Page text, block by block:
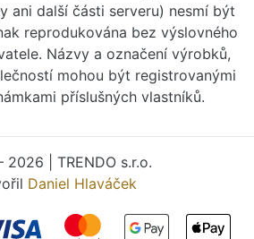
ani další části serveru) nesmí být
reprodukována bez výslovného
Názvy a označení výrobků,
mohou být registrovanými
příslušných vlastníků.
2026 | TRENDO s.r.o.
Daniel Hlaváček